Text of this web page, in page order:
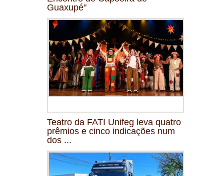
Guaxupé"
Teatro da FATI Unifeg leva quatro
prêmios e cinco indicações num
dos ...